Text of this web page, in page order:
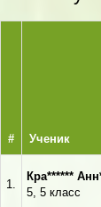
# Ученик
1.
Кра******
5, 5 класс